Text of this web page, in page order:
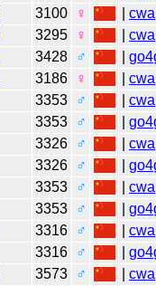
3100 ♀ |cwa
3295 ♀ |cwa
3428 ♂ |
3186 ♀ |cwa
3353 ♂ |cwa
3353 ♂ |
3326 ♂ |cwa
3326 ♂ |
3353 ♂ |cwa
3353 ♂ |
3316 ♂ |cwa
3316 ♂ |
3573 ♂ |cwa